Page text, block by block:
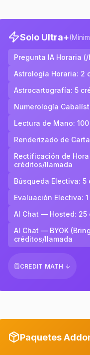
Solo Ultra+(
Pregunta IA Horaria
Astrología Horaria: 2
Astrocartografía: 5
Numerología
Lectura de Mano: 100
Renderizado de Carta
Rectificación de
créditos/llamada
Búsqueda Electiva: 5
Evaluación Electiva: 1
AI Chat — Hosted: 25
AI Chat — BYOK
créditos/llamada
CREDIT MATH ↓
Paquetes